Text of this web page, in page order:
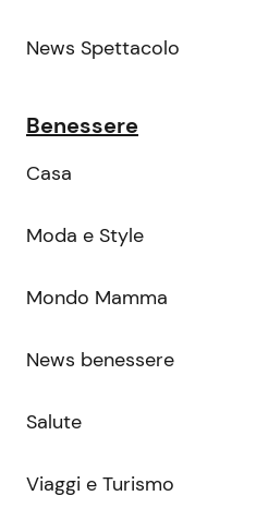
News Spettacolo
Benessere
Casa
Moda e Style
Mondo Mamma
News benessere
Salute
Viaggi e Turismo